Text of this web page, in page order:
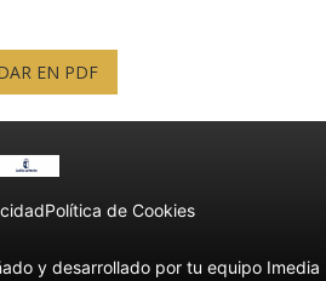
EN PDF
Política de Cookies
y desarrollado por tu equipo Imedia